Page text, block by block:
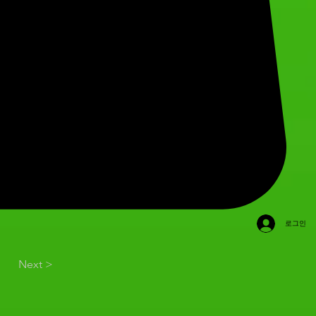
로그인
Next >